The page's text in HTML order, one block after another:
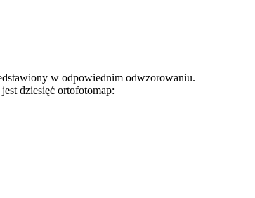
w odpowiednim odwzorowaniu.
dziesięć ortofotomap: